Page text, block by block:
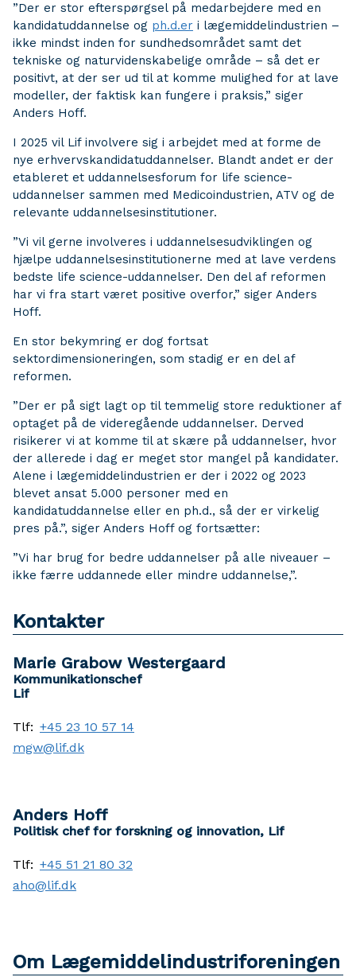
”Der er stor efterspørgsel på medarbejdere med en
kandidatuddannelse og ph.d.er i lægemiddelindustrien –
ikke mindst inden for sundhedsområdet samt det
tekniske og naturvidenskabelige område – så det er
positivt, at der ser ud til at komme mulighed for at lave
modeller, der faktisk kan fungere i praksis,” siger
Anders Hoff.
I 2025 vil Lif involvere sig i arbejdet med at forme de
nye erhvervskandidatuddannelser. Blandt andet er der
etableret et uddannelsesforum for life science-
uddannelser sammen med Medicoindustrien, ATV og de
relevante uddannelsesinstitutioner.
”Vi vil gerne involveres i uddannelsesudviklingen og
hjælpe uddannelsesinstitutionerne med at lave verdens
bedste life science-uddannelser. Den del af reformen
har vi fra start været positive overfor,” siger Anders
Hoff.
En stor bekymring er dog fortsat
sektordimensioneringen, som stadig er en del af
reformen.
”Der er på sigt lagt op til temmelig store reduktioner af
optaget på de videregående uddannelser. Derved
risikerer vi at komme til at skære på uddannelser, hvor
der allerede i dag er meget stor mangel på kandidater.
Alene i lægemiddelindustrien er der i 2022 og 2023
blevet ansat 5.000 personer med en
kandidatuddannelse eller en ph.d., så der er virkelig
pres på.”, siger Anders Hoff og fortsætter:
”Vi har brug for bedre uddannelser på alle niveauer –
ikke færre uddannede eller mindre uddannelse,”.
Kontakter
Marie Grabow Westergaard
Kommunikationschef
Lif
Tlf: +45 23 10 57 14
mgw@lif.dk
Anders Hoff
Politisk chef for forskning og innovation, Lif
Tlf: +45 51 21 80 32
aho@lif.dk
Om Lægemiddelindustriforeningen